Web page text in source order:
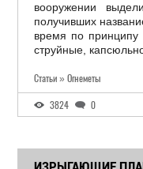
вооружении
получивших
время по принципу
струйные,
Статьи » Огнеметы
3824 0